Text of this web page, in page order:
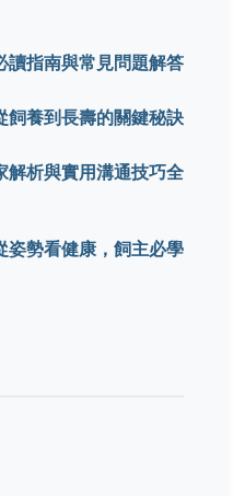
讀指南與常見問題解答
飼養到長壽的關鍵秘訣
解析與實用溝通技巧全
姿勢看健康，飼主必學